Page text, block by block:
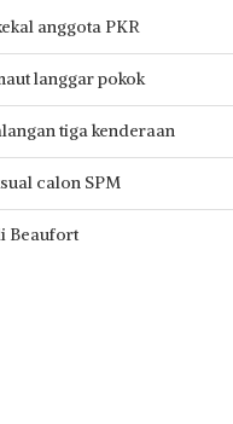
anggota PKR
langgar pokok
tiga kenderaan
calon SPM
Beaufort